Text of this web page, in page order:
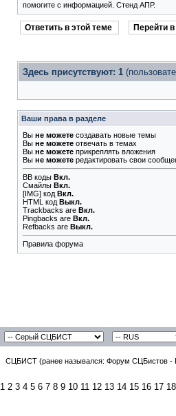
помогите с информацией. Стенд АПР.
Ответить в этой теме Перейти
Здесь присутствуют: 1
Ваши права в разделе
Вы не можете создавать новые темы
Вы не можете отвечать в темах
Вы не можете прикреплять вложения
Вы не можете редактировать свои
BB коды Вкл.
Смайлы Вкл.
[IMG] код Вкл.
HTML код Выкл.
Trackbacks are Вкл.
Pingbacks are Вкл.
Refbacks are Выкл.
Правила форума
СЦБИСТ (ранее назывался: Форум СЦБистов -
1 2 3 4 5 6 7 8 9 10 11 12 13 14 15 16 17 18